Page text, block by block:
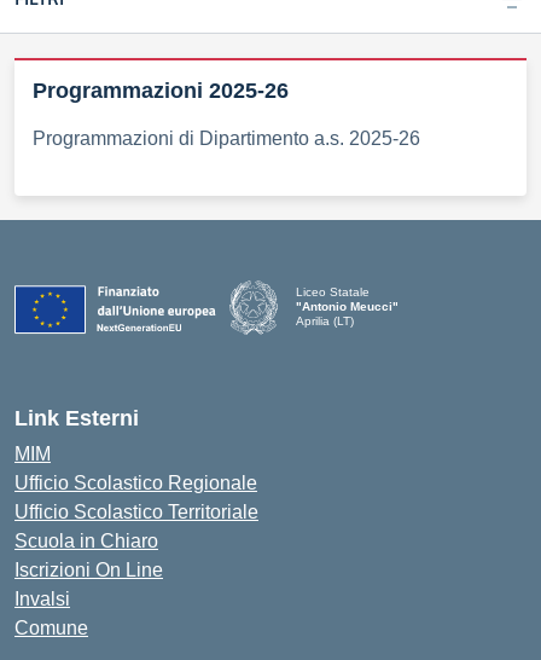
Programmazioni 2025-26
Programmazioni di Dipartimento a.s. 2025-26
Liceo Statale
"Antonio Meucci"
Aprilia (LT)
Link Esterni
MIM
Ufficio Scolastico Regionale
Ufficio Scolastico Territoriale
Scuola in Chiaro
Iscrizioni On Line
Invalsi
Comune